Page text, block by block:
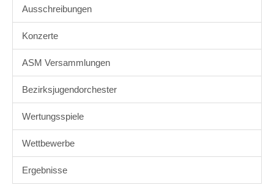
Ausschreibungen
Konzerte
ASM Versammlungen
Bezirksjugendorchester
Wertungsspiele
Wettbewerbe
Ergebnisse